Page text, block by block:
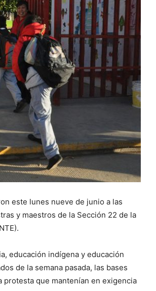
este lunes nueve de junio a las
y maestros de la Sección 22 de la
educación indígena y educación
de la semana pasada, las bases
que mantenían en exigencia